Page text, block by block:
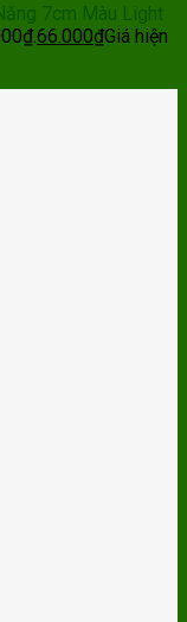
7cm Màu Light
66.000₫Giá hiện